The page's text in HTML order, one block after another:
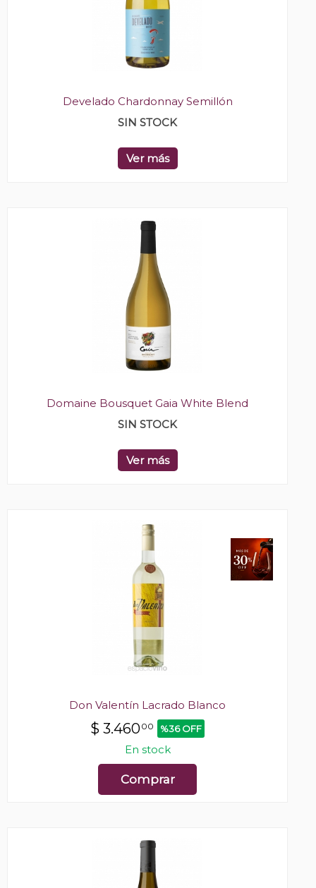
Develado Chardonnay Semillón
SIN STOCK
Ver más
Domaine Bousquet Gaia White Blend
SIN STOCK
Ver más
Don Valentín Lacrado Blanco
$ 3.46000 %36 OFF
En stock
Comprar